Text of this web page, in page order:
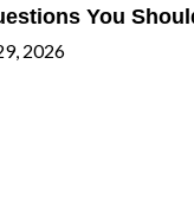
You
2026